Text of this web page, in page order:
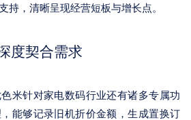
持，清晰呈现经营短板与增长点。
度契合需求
米针对家电数码行业还有诸多专属功
能够记录旧机折价金额，生成置换订